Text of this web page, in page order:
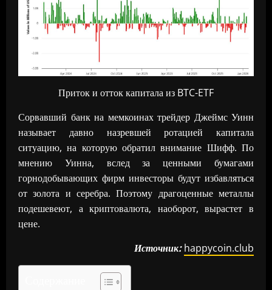
Приток и отток капитала из BTC-ETF
Сорвавший банк на мемкоинах трейдер Джеймс Уинн
называет давно назревшей ротацией капитала
ситуацию, на которую обратил внимание Шифф. По
мнению Уинна, вслед за ценными бумагами
горнодобывающих фирм инвесторы будут избавляться
от золота и серебра. Поэтому драгоценные металлы
подешевеют, а криптовалюта, наоборот, вырастет в
цене.
Источник: happycoin.club